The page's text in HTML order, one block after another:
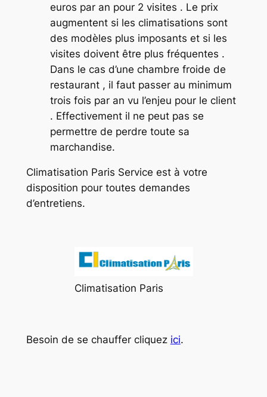
euros par an pour 2 visites . Le prix
augmentent si les climatisations sont
des modèles plus imposants et si les
visites doivent être plus fréquentes .
Dans le cas d’une chambre froide de
restaurant , il faut passer au minimum
trois fois par an vu l’enjeu pour le client
. Effectivement il ne peut pas se
permettre de perdre toute sa
marchandise.
Climatisation Paris Service est à votre
disposition pour toutes demandes
d’entretiens.
Climatisation Paris
Besoin de se chauffer cliquez ici.